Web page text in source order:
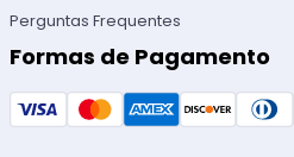
Perguntas Frequentes
Formas de Pagamento